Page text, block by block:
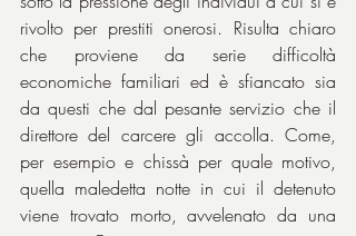
rivolto per prestiti onerosi. Risulta chiaro
che proviene da serie difficoltà
economiche familiari ed è sfiancato sia
da questi che dal pesante servizio che il
direttore del carcere gli accolla. Come,
per esempio e chissà per quale motivo,
quella maledetta notte in cui il detenuto
viene trovato morto, avvelenato da una